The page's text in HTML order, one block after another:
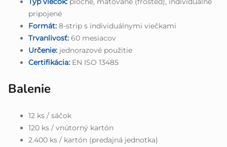
pripojené
Formát: 8-strip s individuálnymi viečkami
Trvanlivosť: 60 mesiacov
Určenie: jednorazové použitie
Certifikácia: EN ISO 13485
Balenie
12 ks / sáčok
120 ks / vnútorný kartón
2.400 ks / kartón (predajná jednotka)